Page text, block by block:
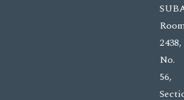
2438,
No.
56,